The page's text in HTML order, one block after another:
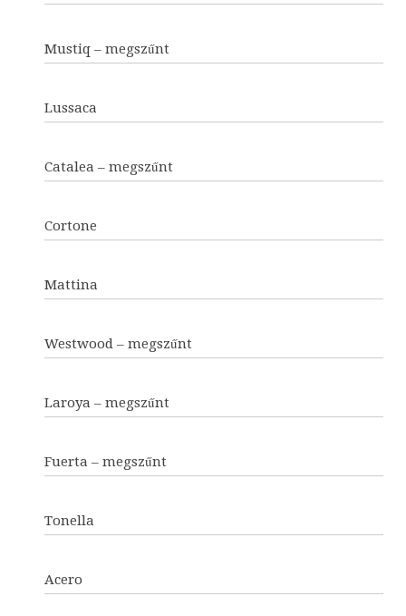
Mustiq – megszűnt
Lussaca
Catalea – megszűnt
Cortone
Mattina
Westwood – megszűnt
Laroya – megszűnt
Fuerta – megszűnt
Tonella
Acero